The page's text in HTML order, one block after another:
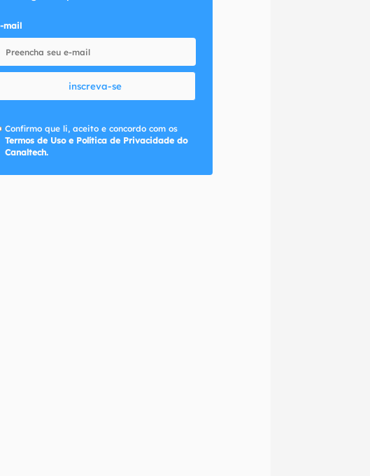
mail
inscreva-se
Confirmo que li, aceito e concordo com os
Termos de Uso e Política de Privacidade do
Canaltech.